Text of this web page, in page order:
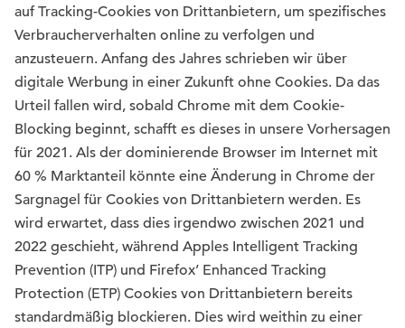
auf Tracking-Cookies von Drittanbietern, um spezifisches
Verbraucherverhalten online zu verfolgen und
anzusteuern. Anfang des Jahres schrieben wir über
digitale Werbung in einer Zukunft ohne Cookies. Da das
Urteil fallen wird, sobald Chrome mit dem Cookie-
Blocking beginnt, schafft es dieses in unsere Vorhersagen
für 2021. Als der dominierende Browser im Internet mit
60 % Marktanteil könnte eine Änderung in Chrome der
Sargnagel für Cookies von Drittanbietern werden. Es
wird erwartet, dass dies irgendwo zwischen 2021 und
2022 geschieht, während Apples Intelligent Tracking
Prevention (ITP) und Firefox’ Enhanced Tracking
Protection (ETP) Cookies von Drittanbietern bereits
standardmäßig blockieren. Dies wird weithin zu einer